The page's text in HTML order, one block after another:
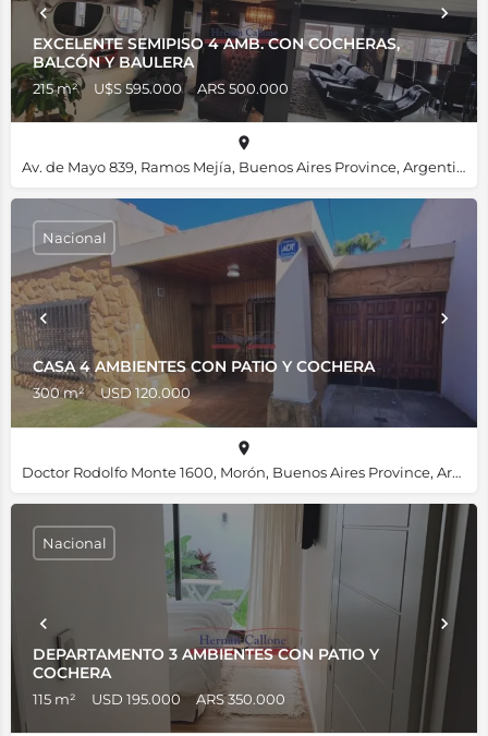
EXCELENTE SEMIPISO 4 AMB. CON COCHERAS,
BALCÓN Y BAULERA
215 m² U$S 595.000 ARS 500.000
Av. de Mayo 839, Ramos Mejía, Buenos Aires Province, Argentina, -34.64843, -58.56428
CASA 4 AMBIENTES CON PATIO Y COCHERA
300 m² USD 120.000
Nacional
Doctor Rodolfo Monte 1600, Morón, Buenos Aires Province, Argentina, -34.66345, -58.61623
DEPARTAMENTO 3 AMBIENTES CON PATIO Y
COCHERA
115 m² USD 195.000 ARS 350.000
Nacional